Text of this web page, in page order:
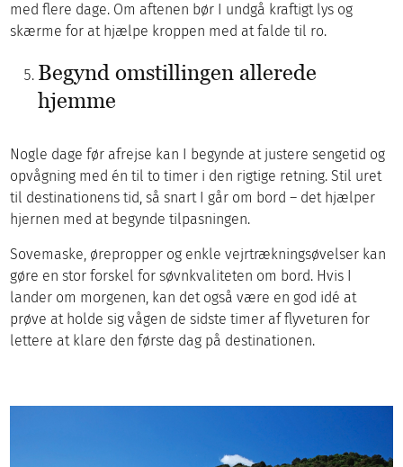
med flere dage. Om aftenen bør I undgå kraftigt lys og
skærme for at hjælpe kroppen med at falde til ro.
Begynd omstillingen allerede
hjemme
Nogle dage før afrejse kan I begynde at justere sengetid og
opvågning med én til to timer i den rigtige retning. Stil uret
til destinationens tid, så snart I går om bord – det hjælper
hjernen med at begynde tilpasningen.
Sovemaske, ørepropper og enkle vejrtrækningsøvelser kan
gøre en stor forskel for søvnkvaliteten om bord. Hvis I
lander om morgenen, kan det også være en god idé at
prøve at holde sig vågen de sidste timer af flyveturen for
lettere at klare den første dag på destinationen.